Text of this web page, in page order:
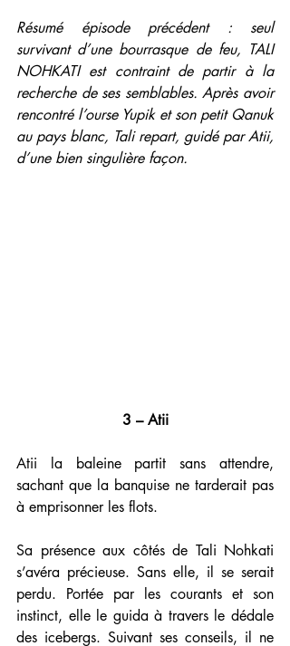
Résumé épisode précédent : seul
survivant d’une bourrasque de feu, TALI
NOHKATI est contraint de partir à la
recherche de ses semblables. Après avoir
rencontré l’ourse Yupik et son petit Qanuk
au pays blanc, Tali repart, guidé par Atii,
d’une bien singulière façon.
3 – Atii
Atii la baleine partit sans attendre,
sachant que la banquise ne tarderait pas
à emprisonner les flots.
Sa présence aux côtés de Tali Nohkati
s’avéra précieuse. Sans elle, il se serait
perdu. Portée par les courants et son
instinct, elle le guida à travers le dédale
des icebergs. Suivant ses conseils, il ne